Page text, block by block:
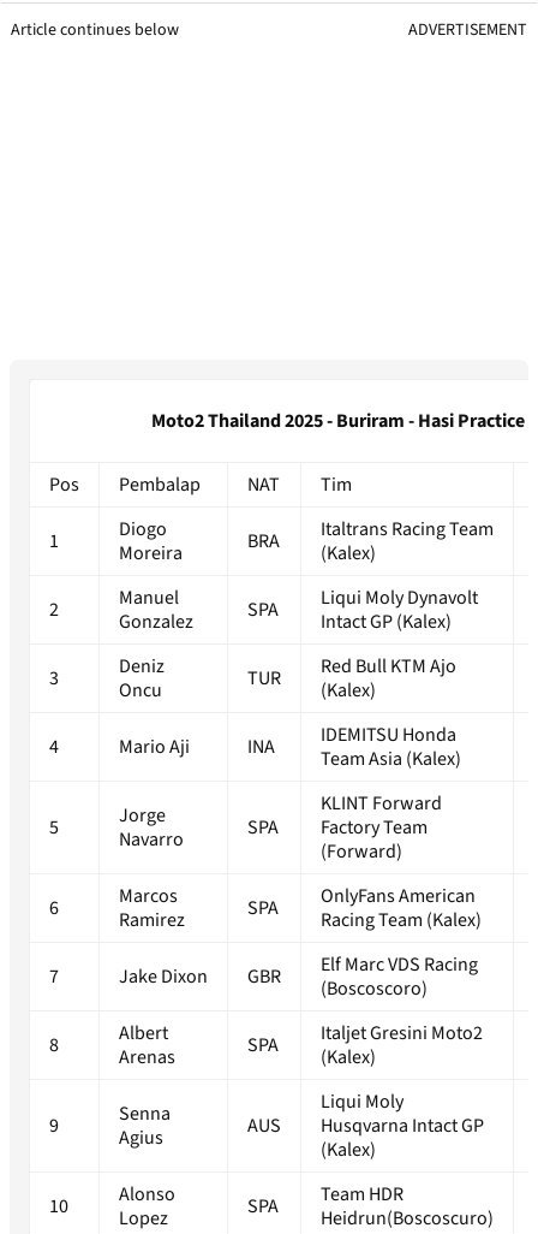
Article continues below ADVERTISEMENT
Moto2 Thailand 2025 - Buriram - Hasi Practice 1
Pos Pembalap NAT Tim
1
Diogo
Moreira
BRA
Italtrans Racing Team
(Kalex)
2
Manuel
Gonzalez
SPA
Liqui Moly Dynavolt
Intact GP (Kalex)
3
Deniz
Oncu
TUR
Red Bull KTM Ajo
(Kalex)
4 Mario Aji INA
IDEMITSU Honda
Team Asia (Kalex)
5
Jorge
Navarro
SPA
KLINT Forward
Factory Team
(Forward)
6
Marcos
Ramirez
SPA
OnlyFans American
Racing Team (Kalex)
7 Jake Dixon GBR
Elf Marc VDS Racing
(Boscoscoro)
8
Albert
Arenas
SPA
Italjet Gresini Moto2
(Kalex)
9
Senna
Agius
AUS
Liqui Moly
Husqvarna Intact GP
(Kalex)
10
Alonso
Lopez
SPA
Team HDR
Heidrun(Boscoscuro)